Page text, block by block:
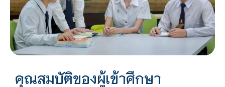
คุณสมบัติของผู้เข้าศึกษา